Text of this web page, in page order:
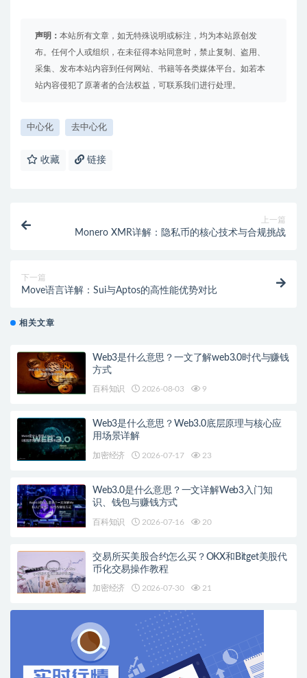
声明： 本站所有文章，如无特殊说明或标注，均为本站原创发
布。任何个人或组织，在未征得本站同意时，禁止复制、盗用、
采集、发布本站内容到任何网站、书籍等各类媒体平台。如若本
站内容侵犯了原著者的合法权益，可联系我们进行处理。
中心化 去中心化
收藏 链接
上一篇
Monero XMR详解：隐私币的核心技术与合规挑战
下一篇
Move语言详解：Sui与Aptos的高性能优势对比
相关文章
Web3是什么意思？一文了解web3.0时代与赚钱
方式
百科知识 2026-08-03 9
Web3是什么意思？Web3.0底层原理与核心应
用场景详解
加密经济 2026-07-17 23
Web3.0是什么意思？一文详解Web3入门知
识、钱包与赚钱方式
百科知识 2026-07-16 20
交易所买美股合约怎么买？OKX和Bitget美股代
币化交易操作教程
加密经济 2026-07-30 21